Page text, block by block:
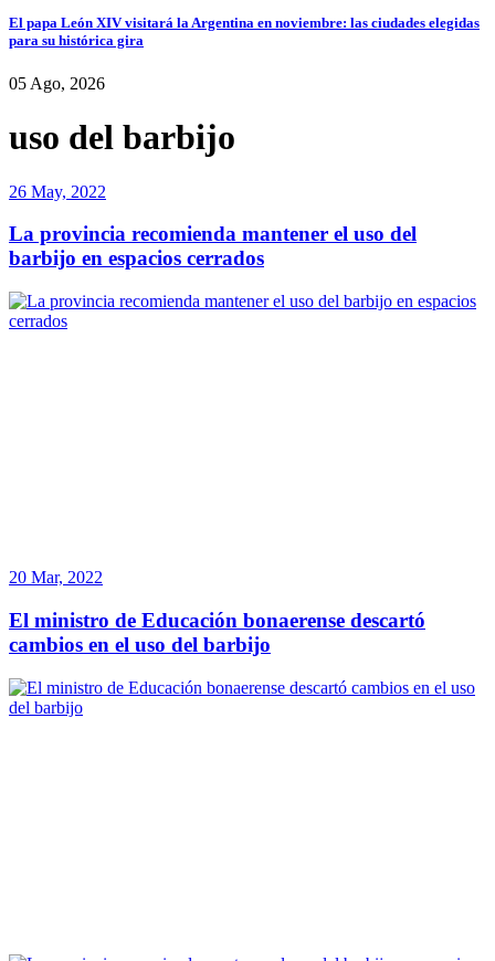
El papa León XIV visitará la Argentina en noviembre: las ciudades elegidas
para su histórica gira
05 Ago, 2026
uso del barbijo
26 May, 2022
La provincia recomienda mantener el uso del
barbijo en espacios cerrados
20 Mar, 2022
El ministro de Educación bonaerense descartó
cambios en el uso del barbijo